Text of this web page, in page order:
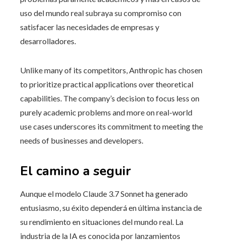
uso del mundo real subraya su compromiso con
satisfacer las necesidades de empresas y
desarrolladores.
Unlike many of its competitors, Anthropic has chosen
to prioritize practical applications over theoretical
capabilities. The company’s decision to focus less on
purely academic problems and more on real-world
use cases underscores its commitment to meeting the
needs of businesses and developers.
El camino a seguir
Aunque el modelo Claude 3.7 Sonnet ha generado
entusiasmo, su éxito dependerá en última instancia de
su rendimiento en situaciones del mundo real. La
industria de la IA es conocida por lanzamientos